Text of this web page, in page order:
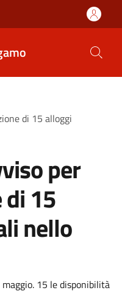
di 15 alloggi
per
15
nello
15 le disponibilità